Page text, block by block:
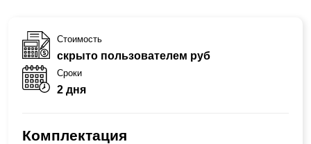
Стоимость
скрыто пользователем руб
Сроки
2 дня
Комплектация